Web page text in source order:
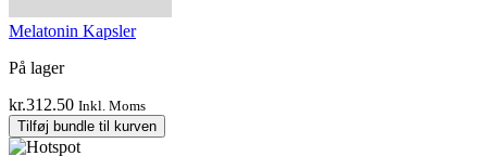
Melatonin Kapsler
På lager
kr.312.50 Inkl. Moms
Tilføj bundle til kurven